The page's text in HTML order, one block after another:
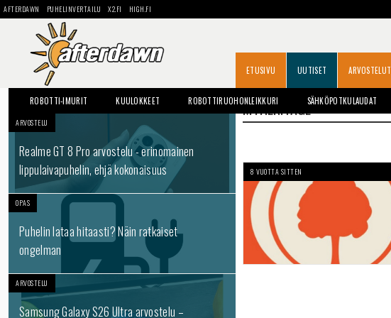
AFTERDAWN PUHELINVERTAILU X2.FI HIGH.FI
ETUSIVU UUTISET ARVOSTELUT
ROBOTTI-IMURIT KUULOKKEET ROBOTTIRUOHONLEIKKURI SÄHKÖPOTKULAUDAT
ARVOSTELU
Realme GT 8 Pro arvostelu - erinomainen
lippulaivapuhelin, ehjä kokonaisuus
OPAS
Puhelin lataa hitaasti? Näin ratkaiset
ongelman
ARVOSTELU
Samsung Galaxy S26 Ultra arvostelu –
MYHERITAGE
8 VUOTTA SITTEN